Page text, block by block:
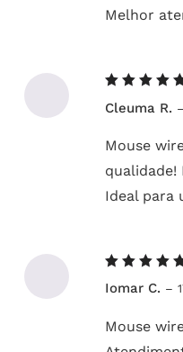
Melhor
5de 5
Cleuma R. –
Mouse
qualidade!
Ideal para
5de 5
Iomar C. –
Mouse